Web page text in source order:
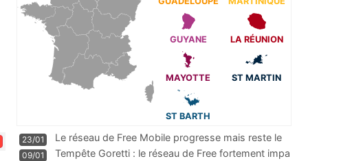
GUYANE LA RÉUNION
MAYOTTE ST MARTIN
ST BARTH
23/01
Le réseau de Free Mobile progresse mais reste le
m
...
09/01
Tempête Goretti : le réseau de Free fortement impa